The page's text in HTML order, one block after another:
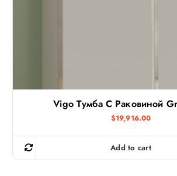
Vigo Тумба С Раковиной
$19,916.00
Add to cart